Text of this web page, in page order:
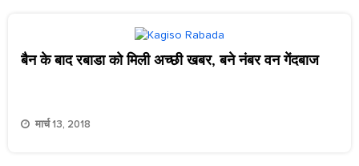
बैन के बाद रबाडा को मिली अच्छी खबर, बने नंबर वन गेंदबाज
मार्च 13, 2018